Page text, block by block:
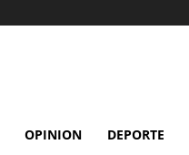
OPINION DEPORTE